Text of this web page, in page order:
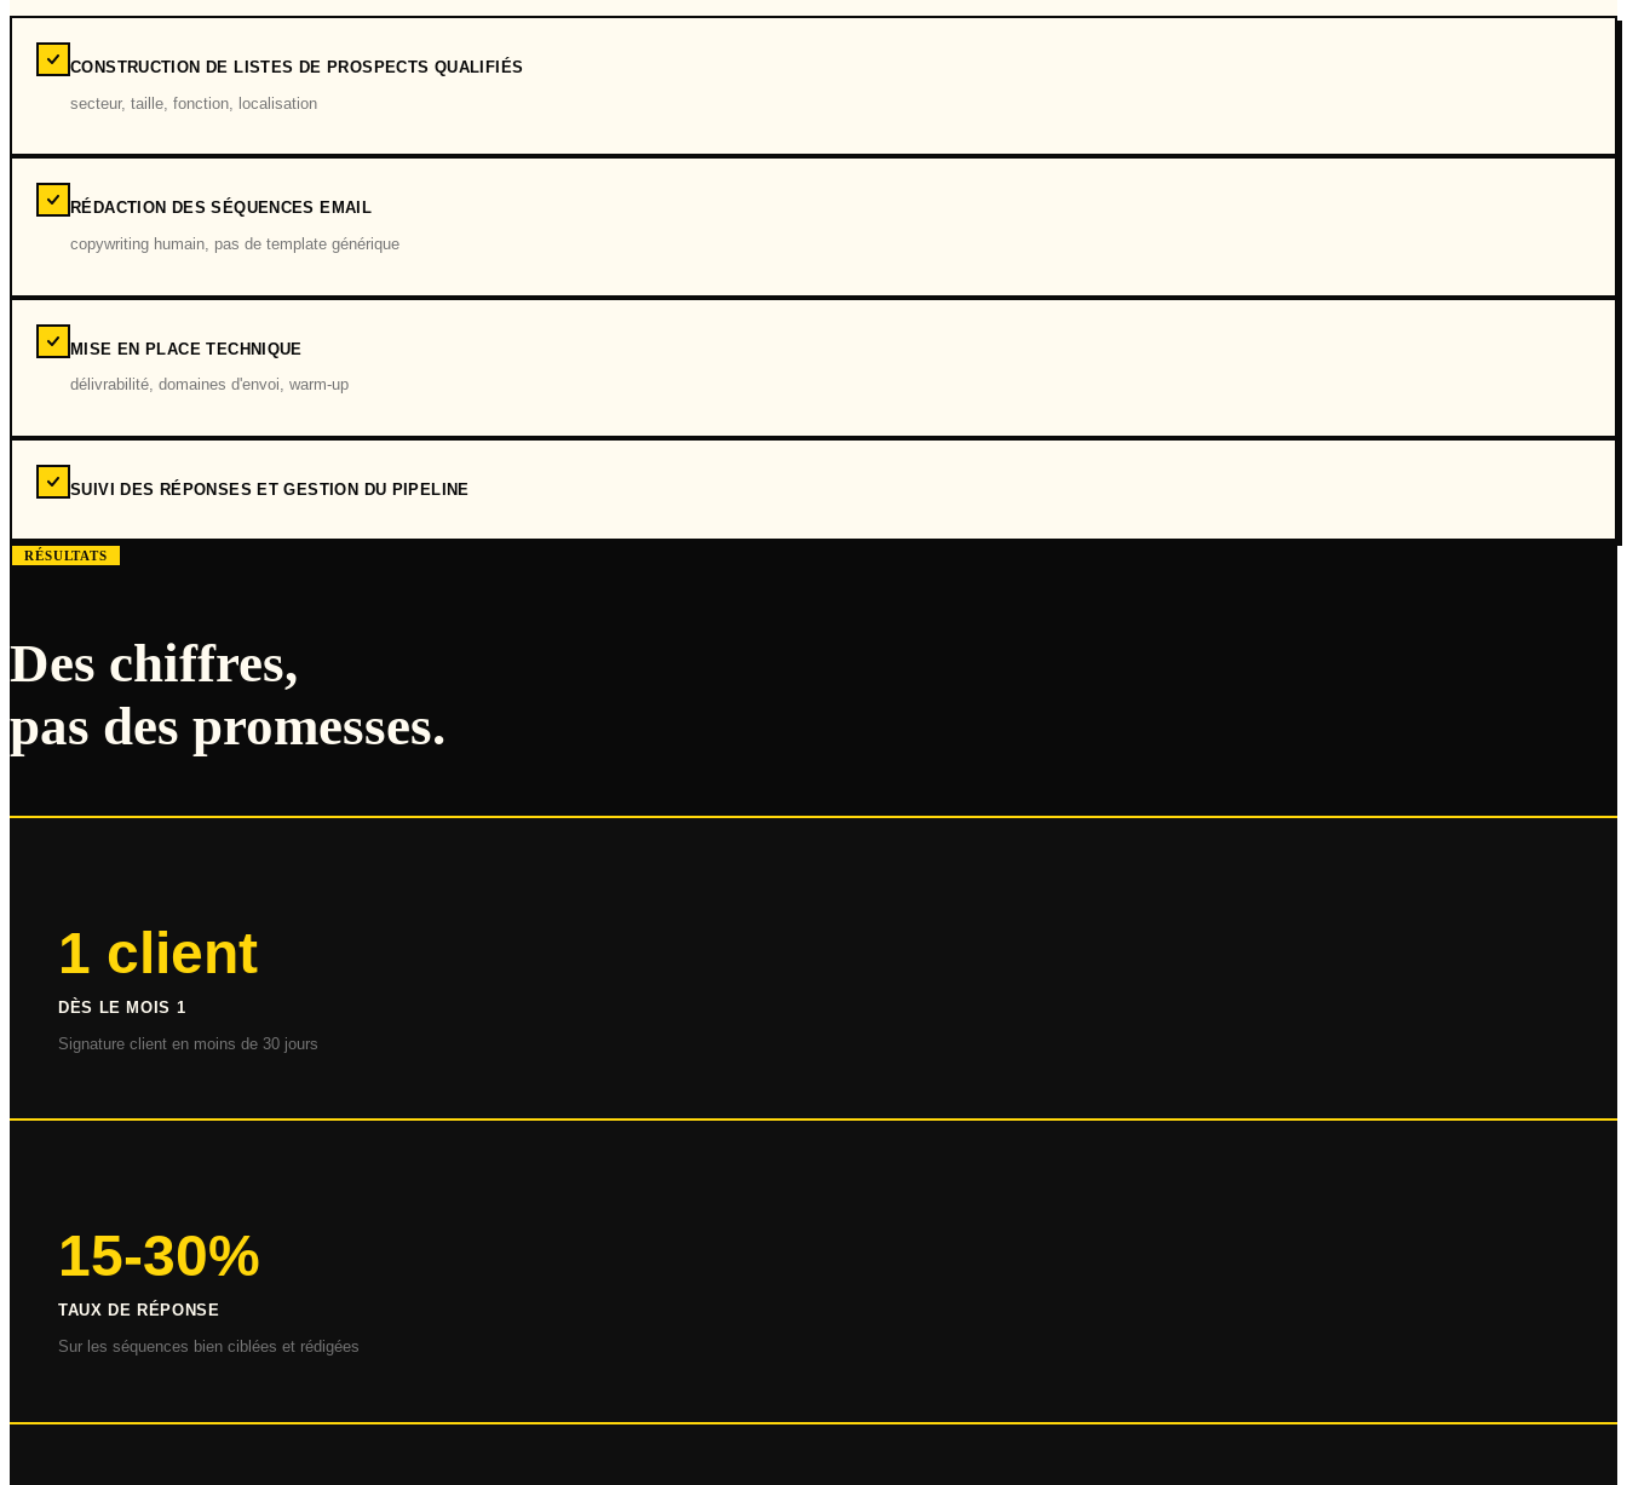
CONSTRUCTION DE LISTES DE PROSPECTS QUALIFIÉS
secteur, taille, fonction, localisation
RÉDACTION DES SÉQUENCES EMAIL
copywriting humain, pas de template générique
MISE EN PLACE TECHNIQUE
délivrabilité, domaines d'envoi, warm-up
SUIVI DES RÉPONSES ET GESTION DU PIPELINE
RÉSULTATS
Des chiffres,
pas des promesses.
1 client
DÈS LE MOIS 1
Signature client en moins de 30 jours
15-30%
TAUX DE RÉPONSE
Sur les séquences bien ciblées et rédigées